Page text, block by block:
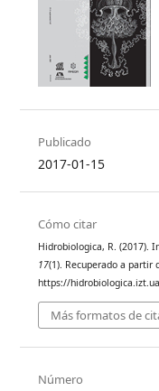
Publicado
2017-01-15
Cómo citar
Hidrobiologica, R. (2017).
17(1). Recuperado a partir
https://
Más formatos de
Número